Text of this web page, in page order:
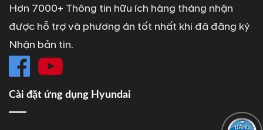
Hơn 7000+ Thông tin hữu ích hàng tháng nhận
được hỗ trợ và phương án tốt nhất khi đã đăng ký
Nhận bản tin.
Cài đặt ứng dụng Hyundai